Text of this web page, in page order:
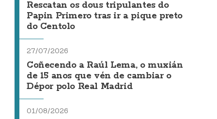
Rescatan os dous tripulantes do
Papin Primero tras ir a pique preto
do Centolo
27/07/2026
Coñecendo a Raúl Lema, o muxián
de 15 anos que vén de cambiar o
Dépor polo Real Madrid
01/08/2026